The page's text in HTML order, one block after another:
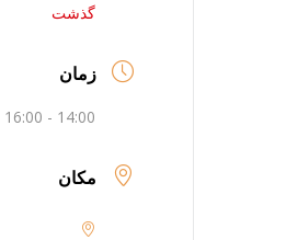
گذشت
زمان
14:00 - 16:00
مکان